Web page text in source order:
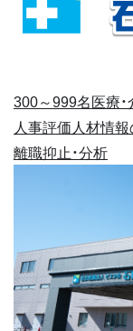
300～999名医療
人事評価人材情
離職抑止・分析